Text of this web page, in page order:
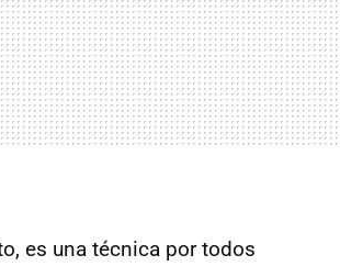
es una técnica por todos